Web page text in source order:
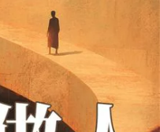
運動休閒 親子玩具
化妝保養 情趣用品